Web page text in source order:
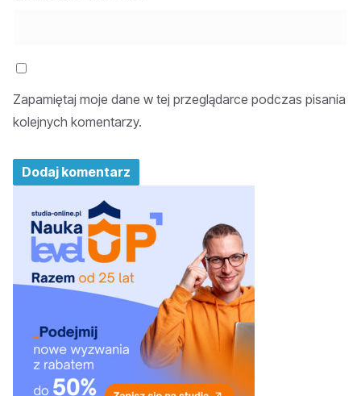
Zapamiętaj moje dane w tej przeglądarce podczas pisania
kolejnych komentarzy.